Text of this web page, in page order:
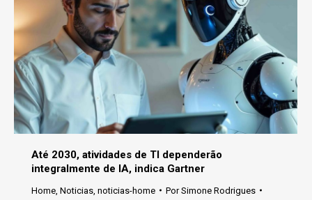
Até 2030, atividades de TI dependerão
integralmente de IA, indica Gartner
Home Noticias noticias-home PorSimone Rodrigues